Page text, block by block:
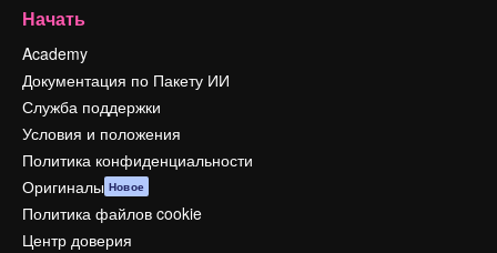
Начать
Academy
Документация по Пакету ИИ
Служба поддержки
Условия и положения
Политика конфиденциальности
Оригиналы Новое
Политика файлов cookie
Центр доверия